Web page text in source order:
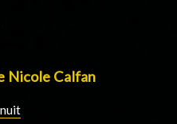
Nicole Calfan